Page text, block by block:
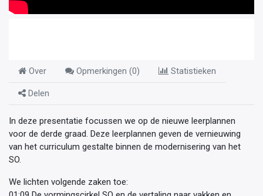
Over Opmerkingen (0) Statistieken
Delen
In deze presentatie focussen we op de nieuwe leerplannen
voor de derde graad. Deze leerplannen geven de vernieuwing
van het curriculum gestalte binnen de modernisering van het
SO.
We lichten volgende zaken toe: